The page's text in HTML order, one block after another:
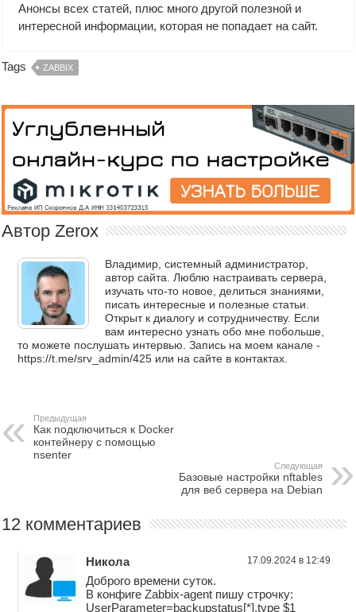
Анонсы всех статей, плюс много другой полезной и
интересной информации, которая не попадает на сайт.
Tags ZABBIX
Автор Zerox
Владимир, системный администратор,
автор сайта. Люблю настраивать сервера,
изучать что-то новое, делиться знаниями,
писать интересные и полезные статьи.
Открыт к диалогу и сотрудничеству. Если
вам интересно узнать обо мне побольше,
то можете послушать интервью. Запись на моем канале -
https://t.me/srv_admin/425 или на сайте в контактах.
Предыдущая
Как подключиться к Docker
контейнеру с помощью
nsenter
Следующая
Базовые настройки nftables
для веб сервера на Debian
12 комментариев
Никола 17.09.2024 в 12:49
Доброго времени суток.
В конфиге Zabbix-agent пишу строчку:
UserParameter=backupstatus[*],type $1